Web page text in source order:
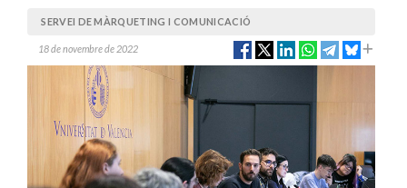
SERVEI DE MÀRQUETING I COMUNICACIÓ
18 de novembre de 2022